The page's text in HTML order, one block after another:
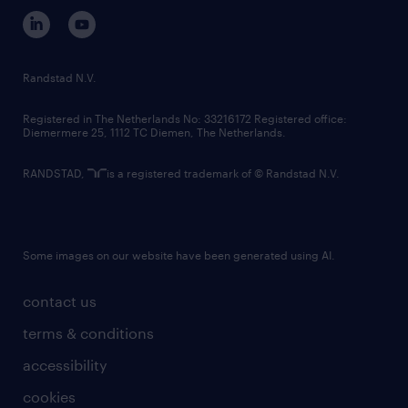
corporate governance
randstad innovation fund
country websites
contact us
terms & conditions
accessibility
cookies
Randstad N.V.
Registered in The Netherlands No: 33216172 Registered office:
Diemermere 25, 1112 TC Diemen, The Netherlands.
RANDSTAD, is a registered trademark of © Randstad N.V.
Some images on our website have been generated using AI.